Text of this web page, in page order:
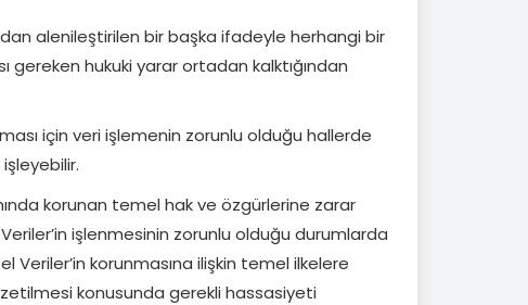
alenileştirilen bir başka ifadeyle herhangi bir
gereken hukuki yarar ortadan kalktığından
için veri işlemenin zorunlu olduğu hallerde
işleyebilir.
korunan temel hak ve özgürlerine zarar
işlenmesinin zorunlu olduğu durumlarda
Veriler’in korunmasına ilişkin temel ilkelere
konusunda gerekli hassasiyeti